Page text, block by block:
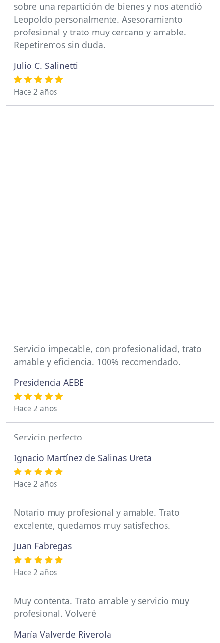
sobre una repartición de bienes y nos atendió
Leopoldo personalmente. Asesoramiento
profesional y trato muy cercano y amable.
Repetiremos sin duda.
Julio C. Salinetti
Hace 2 años
Servicio impecable, con profesionalidad, trato
amable y eficiencia. 100% recomendado.
Presidencia AEBE
Hace 2 años
Servicio perfecto
Ignacio Martínez de Salinas Ureta
Hace 2 años
Notario muy profesional y amable. Trato
excelente, quedamos muy satisfechos.
Juan Fabregas
Hace 2 años
Muy contenta. Trato amable y servicio muy
profesional. Volveré
María Valverde Riverola